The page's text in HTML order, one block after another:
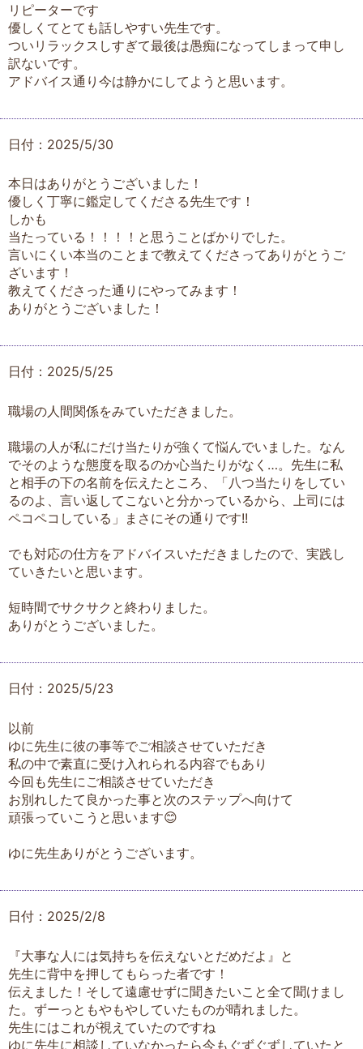
リピーターです
優しくてとても話しやすい先生です。
ついリラックスしすぎて最後は愚痴になってしまって申し
訳ないです。
アドバイス通り今は静かにしてようと思います。
日付：2025/5/30
本日はありがとうございました！
優しく丁寧に鑑定してくださる先生です！
しかも
当たっている！！！！と思うことばかりでした。
言いにくい本当のことまで教えてくださってありがとうご
ざいます！
教えてくださった通りにやってみます！
ありがとうございました！
日付：2025/5/25
職場の人間関係をみていただきました。
職場の人が私にだけ当たりが強くて悩んでいました。なん
でそのような態度を取るのか心当たりがなく…。先生に私
と相手の下の名前を伝えたところ、「八つ当たりをしてい
るのよ、言い返してこないと分かっているから、上司には
ペコペコしている」まさにその通りです!!
でも対応の仕方をアドバイスいただきましたので、実践し
ていきたいと思います。
短時間でサクサクと終わりました。
ありがとうございました。
日付：2025/5/23
以前
ゆに先生に彼の事等でご相談させていただき
私の中で素直に受け入れられる内容でもあり
今回も先生にご相談させていただき
お別れしたて良かった事と次のステップへ向けて
頑張っていこうと思います😊
ゆに先生ありがとうございます。
日付：2025/2/8
『大事な人には気持ちを伝えないとだめだよ』と
先生に背中を押してもらった者です！
伝えました！そして遠慮せずに聞きたいこと全て聞けまし
た。ずーっともやもやしていたものが晴れました。
先生にはこれが視えていたのですね
ゆに先生に相談していなかったら今もぐずぐずしていたと